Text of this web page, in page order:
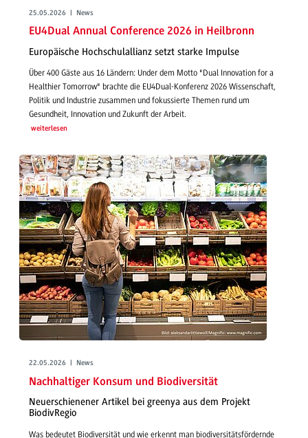
25.05.2026 | News
EU4Dual Annual Conference 2026 in Heilbronn
Europäische Hochschulallianz setzt starke Impulse
Über 400 Gäste aus 16 Ländern: Under dem Motto "Dual Innovation for a
Healthier Tomorrow" brachte die EU4Dual-Konferenz 2026 Wissenschaft,
Politik und Industrie zusammen und fokussierte Themen rund um
Gesundheit, Innovation und Zukunft der Arbeit.
weiterlesen
22.05.2026 | News
Nachhaltiger Konsum und Biodiversität
Neuerschienener Artikel bei greenya aus dem Projekt
BiodivRegio
Was bedeutet Biodiversität und wie erkennt man biodiversitätsfördernde